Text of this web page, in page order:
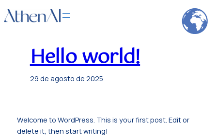
Saltar
al
Hello world!
29 de agosto de 2025
Welcome to WordPress. This is your first post. Edit or
delete it, then start writing!